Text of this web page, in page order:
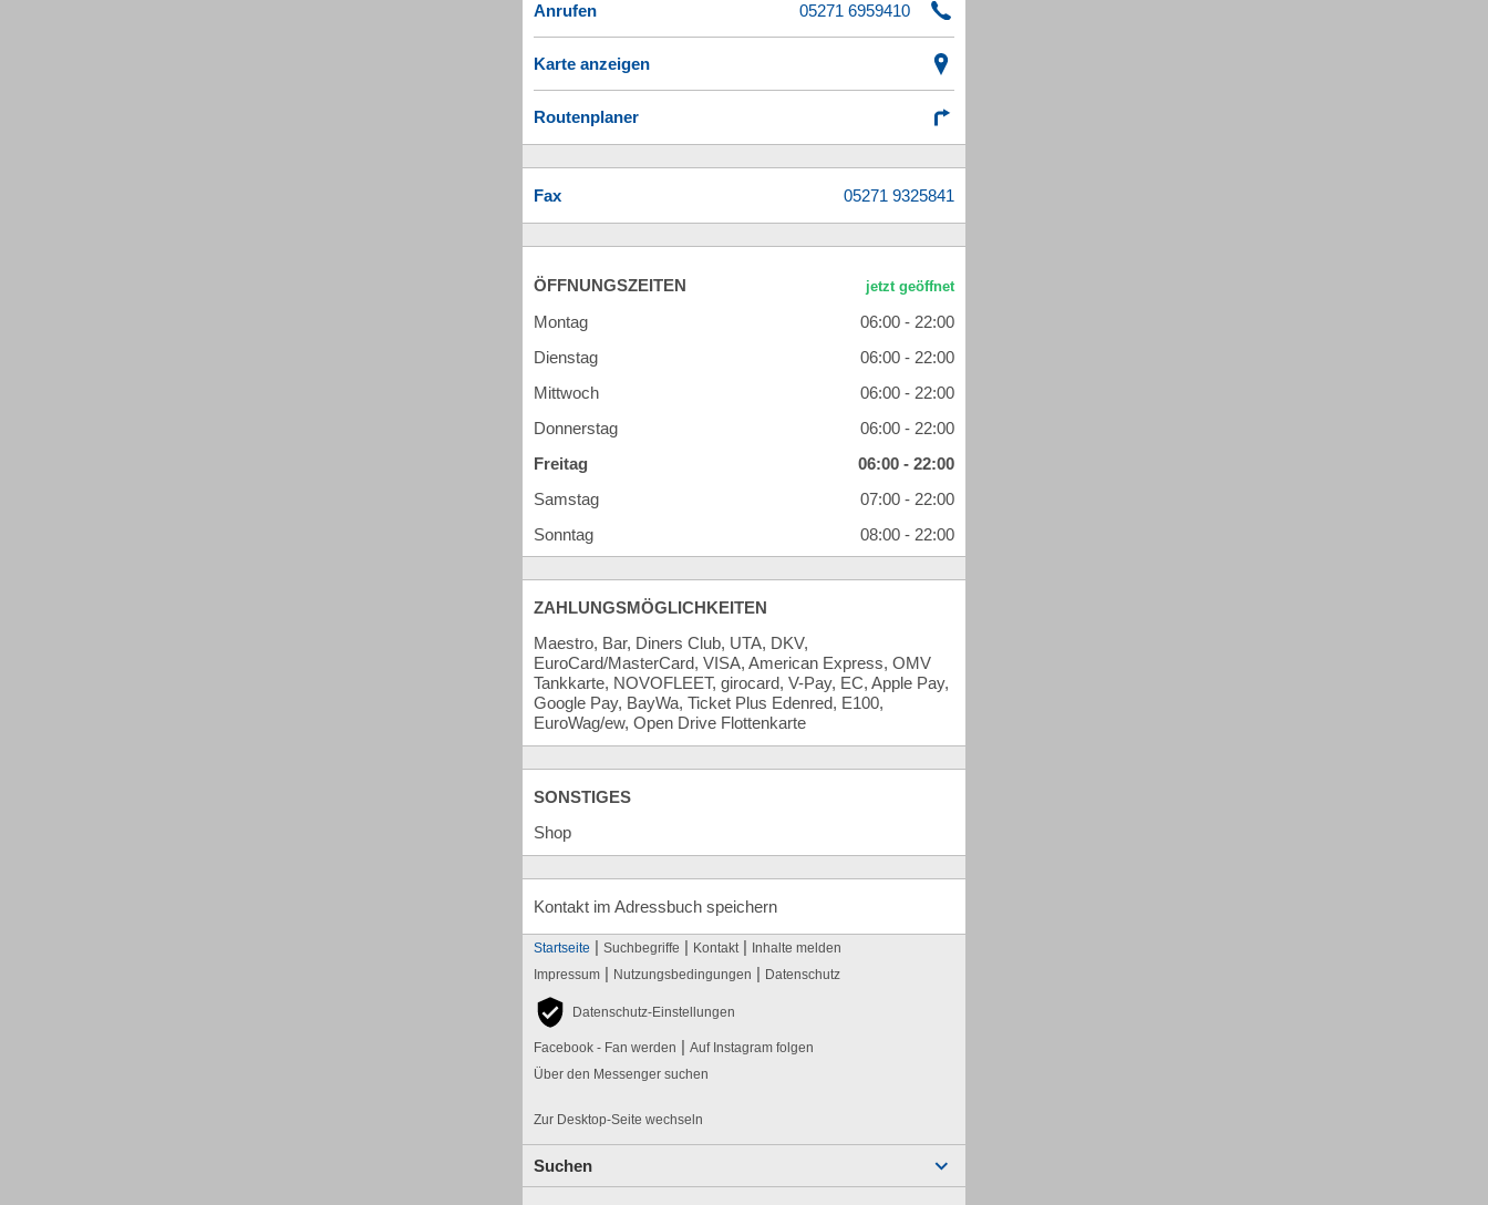
Anrufen
Karte anzeigen
Routenplaner
Fax
ÖFFNUNGSZEITEN
Montag
06:00 - 22:00
Dienstag
06:00 - 22:00
Mittwoch
06:00 - 22:00
Donnerstag
06:00 - 22:00
Freitag
06:00 - 22:00
Samstag
07:00 - 22:00
Sonntag
08:00 - 22:00
ZAHLUNGSMÖGLICHKEITEN
Maestro, Bar, Diners Club, UTA, DKV,
EuroCard/MasterCard, VISA, American Express, OMV
Tankkarte, NOVOFLEET, girocard, V-Pay, EC, Apple Pay,
Google Pay, BayWa, Ticket Plus Edenred, E100,
EuroWag/ew, Open Drive Flottenkarte
SONSTIGES
Shop
Kontakt im Adressbuch speichern
Startseite | Suchbegriffe | Kontakt | Inhalte melden
Impressum | Nutzungsbedingungen | Datenschutz
Datenschutz-Einstellungen
Facebook - Fan werden | Auf Instagram folgen
Über den Messenger suchen
Zur Desktop-Seite wechseln
Suchen